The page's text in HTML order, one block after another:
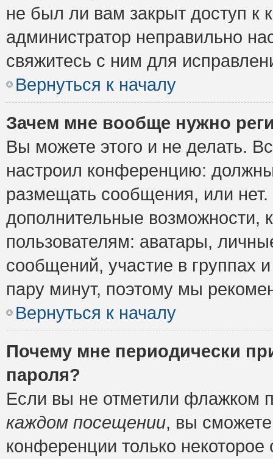
не был ли вам закрыт доступ к
администратор неправильно
свяжитесь с ним для
Вернуться к началу
Зачем мне вообще нужно
Вы можете этого и не делать.
настроил конференцию:
размещать сообщения, или
дополнительные возможности,
пользователям: аватары,
сообщений, участие в группах
пару минут, поэтому мы
Вернуться к началу
Почему мне периодически
пароля?
Если вы не отметили флажком
каждом посещении, вы
конференции только